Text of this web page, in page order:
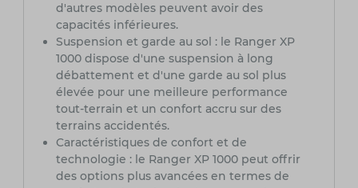
d'autres modèles peuvent avoir des
capacités inférieures.
Suspension et garde au sol : le Ranger XP
1000 dispose d'une suspension à long
débattement et d'une garde au sol plus
élevée pour une meilleure performance
tout-terrain et un confort accru sur des
terrains accidentés.
Caractéristiques de confort et de
technologie : le Ranger XP 1000 peut offrir
des options plus avancées en termes de